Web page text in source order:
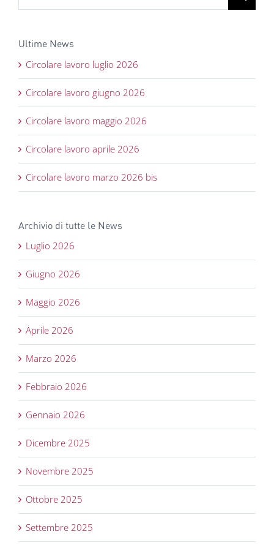
Ultime News
Circolare lavoro luglio 2026
Circolare lavoro giugno 2026
Circolare lavoro maggio 2026
Circolare lavoro aprile 2026
Circolare lavoro marzo 2026 bis
Archivio di tutte le News
Luglio 2026
Giugno 2026
Maggio 2026
Aprile 2026
Marzo 2026
Febbraio 2026
Gennaio 2026
Dicembre 2025
Novembre 2025
Ottobre 2025
Settembre 2025